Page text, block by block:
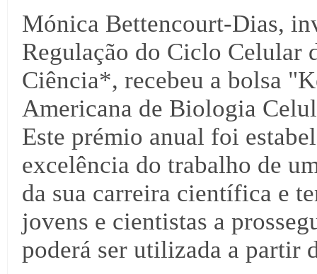
Mónica Bettencourt-Dias,
Regulação do Ciclo Celular
Ciência*, recebeu a bolsa
Americana de Biologia
Este prémio anual foi
excelência do trabalho de
da sua carreira científica e
jovens e cientistas a
poderá ser utilizada a partir